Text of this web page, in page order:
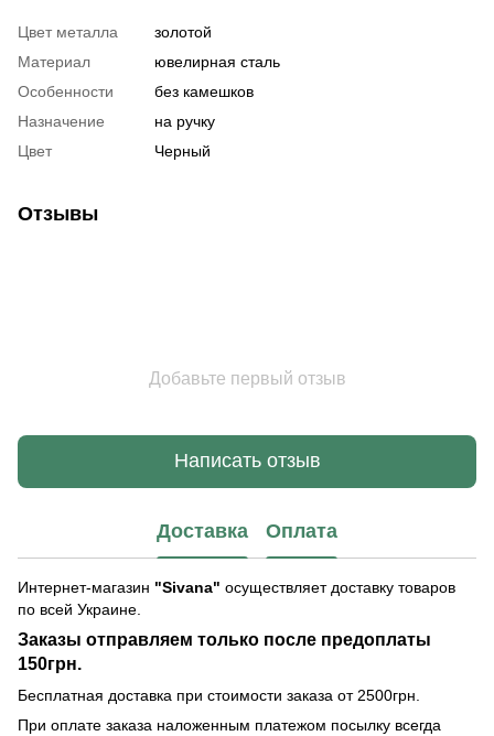
Цвет металла
золотой
Материал
ювелирная сталь
Особенности
без камешков
Назначение
на ручку
Цвет
Черный
Отзывы
Добавьте первый отзыв
Написать отзыв
Доставка Оплата
Интернет-магазин "Sivana" осуществляет доставку товаров
по всей Украине.
Заказы отправляем только после предоплаты
150грн.
Бесплатная доставка при стоимости заказа от 2500грн.
При оплате заказа наложенным платежом посылку всегда